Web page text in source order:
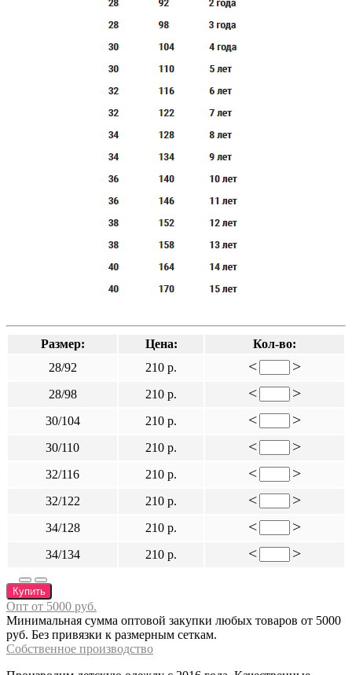
Размер: Цена:
Кол-во:
28/92
210 р. < >
28/98 210 р. < >
30/104 210 р. < >
30/110 210 р. < >
32/116 210 р. < >
32/122 210 р. < >
34/128 210 р. < >
34/134 210 р. < >
Купить
Опт от 5000 руб.
Минимальная сумма оптовой закупки любых товаров от 5000
руб. Без привязки к размерным сеткам.
Собственное производство